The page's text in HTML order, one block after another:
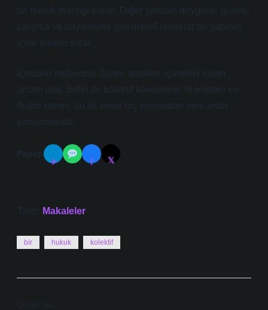
bir hukuk mantığı vardır. Diğer yandan duygular, güven,
çatışma ve dayanışma gibi insanî unsurlar bu yapının
içine sürekli sızar.
İçimdeki mühendis düzen ararken, içimdeki insan
anlam arar. Belki de kolektif kavramının hukuktaki en
doğru tanımı, bu iki sesin hiç susmadan aynı anda
konuşmasıdır.
Paylaş:
✈ f 𝕏
Tarih: Makaleler
bir hukuk kolektif
Önceki Yazı